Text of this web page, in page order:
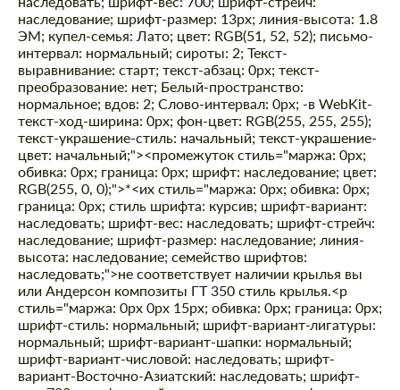
наследование; шрифт-размер: 13px; линия-высота: 1.8
ЭМ; купел-семья: Лато; цвет: RGB(51, 52, 52); письмо-
интервал: нормальный; сироты: 2; Текст-
выравнивание: старт; текст-абзац: 0px; текст-
преобразование: нет; Белый-пространство:
нормальное; вдов: 2; Слово-интервал: 0px; -в WebKit-
текст-ход-ширина: 0px; фон-цвет: RGB(255, 255, 255);
текст-украшение-стиль: начальный; текст-украшение-
цвет: начальный;"><промежуток стиль="маржа: 0px;
обивка: 0px; граница: 0px; шрифт: наследование; цвет:
RGB(255, 0, 0);">*<их стиль="маржа: 0px; обивка: 0px;
граница: 0px; стиль шрифта: курсив; шрифт-вариант:
наследовать; шрифт-вес: наследовать; шрифт-стрейч:
наследование; шрифт-размер: наследование; линия-
высота: наследование; семейство шрифтов:
наследовать;">не соответствует наличии крылья вы
или Андерсон композиты ГТ 350 стиль крылья.<р
стиль="маржа: 0px 0px 15px; обивка: 0px; граница: 0px;
шрифт-стиль: нормальный; шрифт-вариант-лигатуры:
нормальный; шрифт-вариант-шапки: нормальный;
шрифт-вариант-числовой: наследовать; шрифт-
вариант-Восточно-Азиатский: наследовать; шрифт-